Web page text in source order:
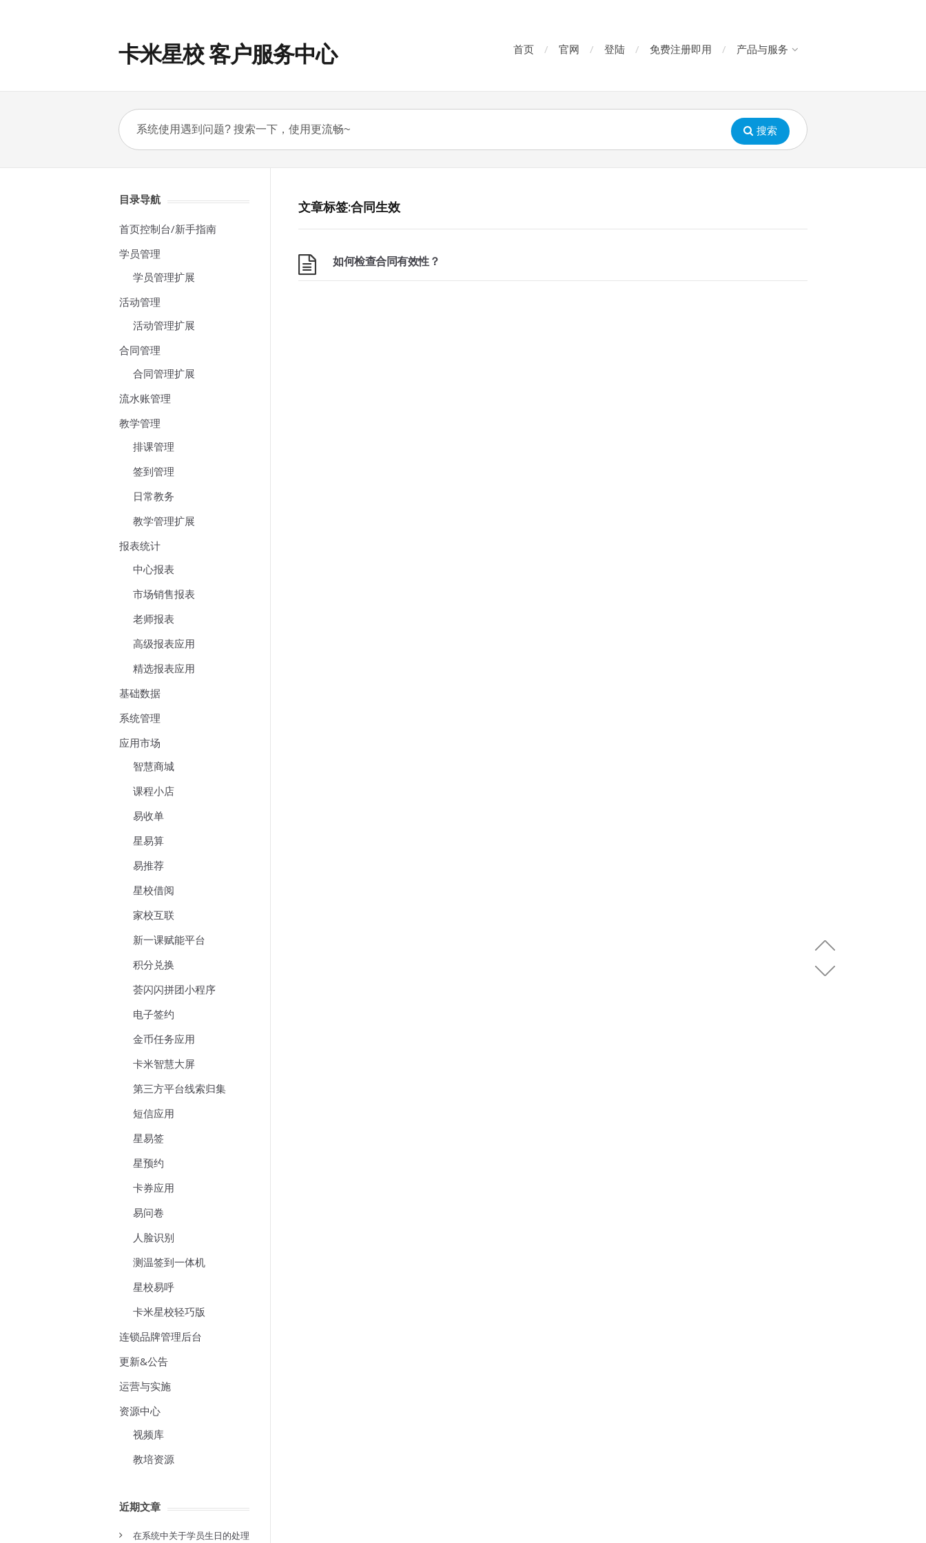
卡米星校 客户服务中心 首页 官网 登陆 免费注册即用 产品与服务
搜索
文章标签:合同生效
如何检查合同有效性？
目录导航
首页控制台/新手指南
学员管理
学员管理扩展
活动管理
活动管理扩展
合同管理
合同管理扩展
流水账管理
教学管理
排课管理
签到管理
日常教务
教学管理扩展
报表统计
中心报表
市场销售报表
老师报表
高级报表应用
精选报表应用
基础数据
系统管理
应用市场
智慧商城
课程小店
易收单
星易算
易推荐
星校借阅
家校互联
新一课赋能平台
积分兑换
荟闪闪拼团小程序
电子签约
金币任务应用
卡米智慧大屏
第三方平台线索归集
短信应用
星易签
星预约
卡券应用
易问卷
人脸识别
测温签到一体机
星校易呼
卡米星校轻巧版
连锁品牌管理后台
更新&公告
运营与实施
资源中心
视频库
教培资源
近期文章
在系统中关于学员生日的处理